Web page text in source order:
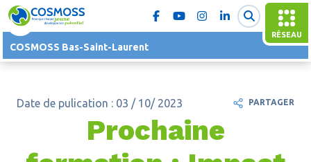
RÉSEAU
COSMOSS Bas-Saint-Laurent
Date de pulication : 03 / 10/ 2023
Prochaine
PARTAGER